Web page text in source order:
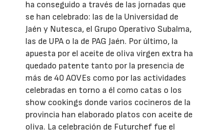
ha conseguido a través de las jornadas que
se han celebrado: las de la Universidad de
Jaén y Nutesca, el Grupo Operativo Subalma,
las de UPA o la de PAG Jaén. Por último, la
apuesta por el aceite de oliva virgen extra ha
quedado patente tanto por la presencia de
más de 40 AOVEs como por las actividades
celebradas en torno a él como catas o los
show cookings donde varios cocineros de la
provincia han elaborado platos con aceite de
oliva. La celebración de Futurchef fue el